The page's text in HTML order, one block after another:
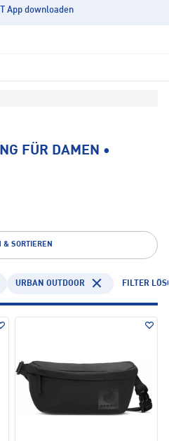
App downloaden
FÜR DAMEN •
& SORTIEREN
URBAN OUTDOOR FILTER